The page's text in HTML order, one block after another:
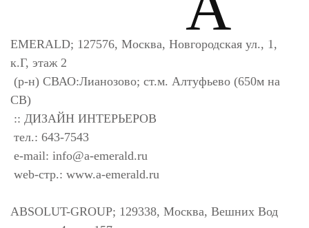
EMERALD; 127576, Москва, Новгородская ул., 1,
к.Г, этаж 2
(р-н) СВАО:Лианозово; ст.м. Алтуфьево (650м на
СВ)
:: ДИЗАЙН ИНТЕРЬЕРОВ
тел.: 643-7543
e-mail: info@a-emerald.ru
web-стр.: www.a-emerald.ru
ABSOLUT-GROUP; 129338, Москва, Вешних Вод